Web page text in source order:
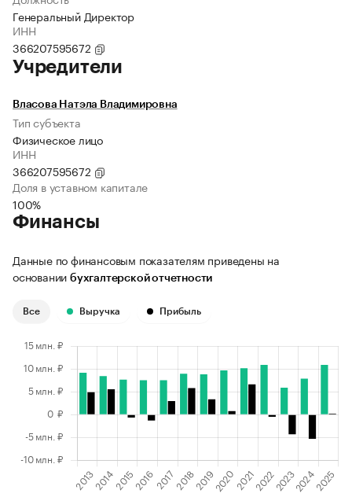
Генеральный Директор
ИНН
366207595672
Учредители
Власова Натэла Владимировна
Тип субъекта
Физическое лицо
ИНН
366207595672
Доля в уставном капитале
100%
Финансы
Данные по финансовым показателям приведены на
основании бухгалтерской отчетности
Все Выручка Прибыль